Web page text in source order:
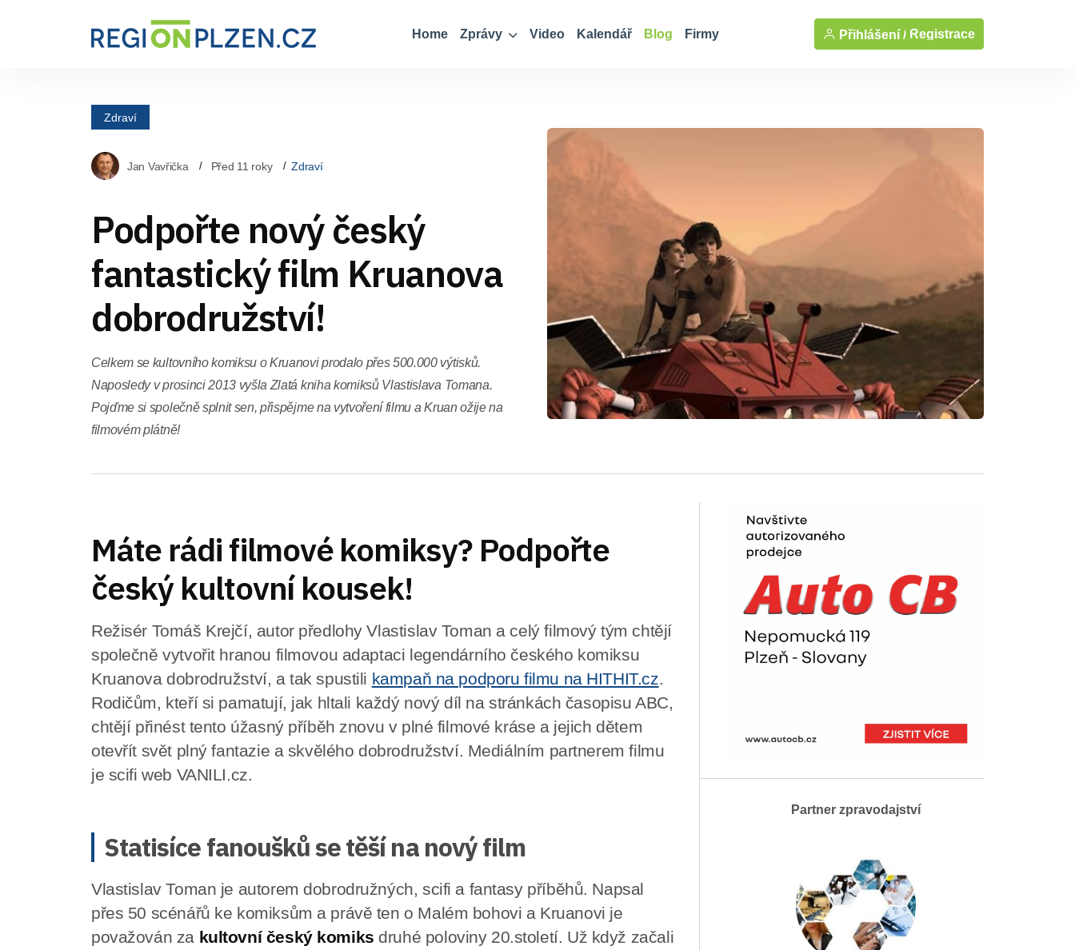
Home Zprávy Video Kalendář Blog Firmy Přihlášení / Registrace
Zdraví
Jan Vavřička Před 11 roky Zdraví
Podpořte nový český
fantastický film Kruanova
dobrodružství!
Celkem se kultovního komiksu o Kruanovi prodalo přes 500.000 výtisků.
Naposledy v prosinci 2013 vyšla Zlatá kniha komiksů Vlastislava Tomana.
Pojďme si společně splnit sen, přispějme na vytvoření filmu a Kruan ožije na
filmovém plátně!
Máte rádi filmové komiksy? Podpořte
český kultovní kousek!
Režisér Tomáš Krejčí, autor předlohy Vlastislav Toman a celý filmový tým chtějí
společně vytvořit hranou filmovou adaptaci legendárního českého komiksu
Kruanova dobrodružství, a tak spustili kampaň na podporu filmu na HITHIT.cz.
Rodičům, kteří si pamatují, jak hltali každý nový díl na stránkách časopisu ABC,
chtějí přinést tento úžasný příběh znovu v plné filmové kráse a jejich dětem
otevřít svět plný fantazie a skvělého dobrodružství. Mediálním partnerem filmu
je scifi web VANILI.cz.
Statisíce fanoušků se těší na nový film
Vlastislav Toman je autorem dobrodružných, scifi a fantasy příběhů. Napsal
přes 50 scénářů ke komiksům a právě ten o Malém bohovi a Kruanovi je
považován za kultovní český komiks druhé poloviny 20.století. Už když začali
Partner zpravodajství